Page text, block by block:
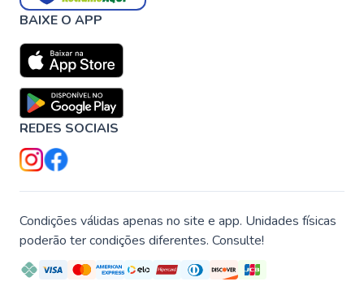
BAIXE O APP
REDES SOCIAIS
Condições válidas apenas no site e app. Unidades físicas
poderão ter condições diferentes. Consulte!